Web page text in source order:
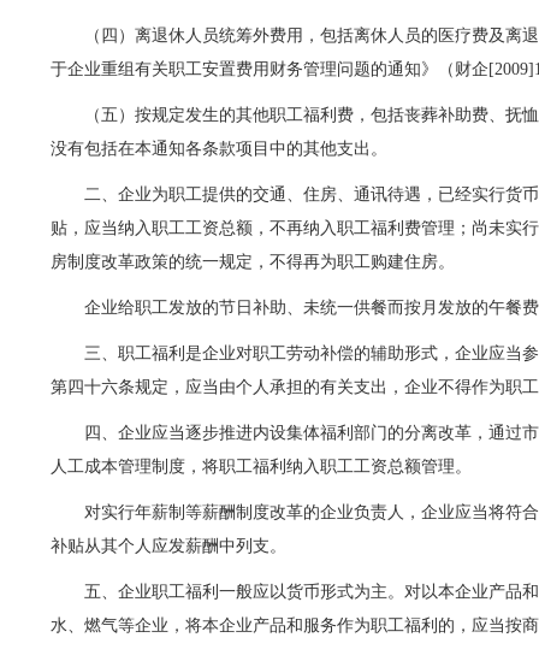
（四）离退休人员统筹外费用，包括离休人员的医疗费及
于企业重组有关职工安置费用财务管理问题的通知》（财企
（五）按规定发生的其他职工福利费，包括丧葬补助费、
没有包括在本通知各条款项目中的其他支出。
二、企业为职工提供的交通、住房、通讯待遇，已经实行货
贴，应当纳入职工工资总额，不再纳入职工福利费管理；尚未实
房制度改革政策的统一规定，不得再为职工购建住房。
企业给职工发放的节日补助、未统一供餐而按月发放的午餐
三、职工福利是企业对职工劳动补偿的辅助形式，企业应当
第四十六条规定，应当由个人承担的有关支出，企业不得作为职
四、企业应当逐步推进内设集体福利部门的分离改革，通过
人工成本管理制度，将职工福利纳入职工工资总额管理。
对实行年薪制等薪酬制度改革的企业负责人，企业应当将符
补贴从其个人应发薪酬中列支。
五、企业职工福利一般应以货币形式为主。对以本企业产品
水、燃气等企业，将本企业产品和服务作为职工福利的，应当按